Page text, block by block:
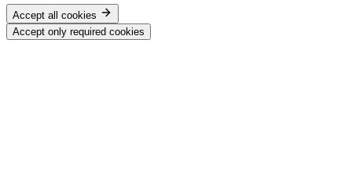
Accept all cookies
Accept only required cookies